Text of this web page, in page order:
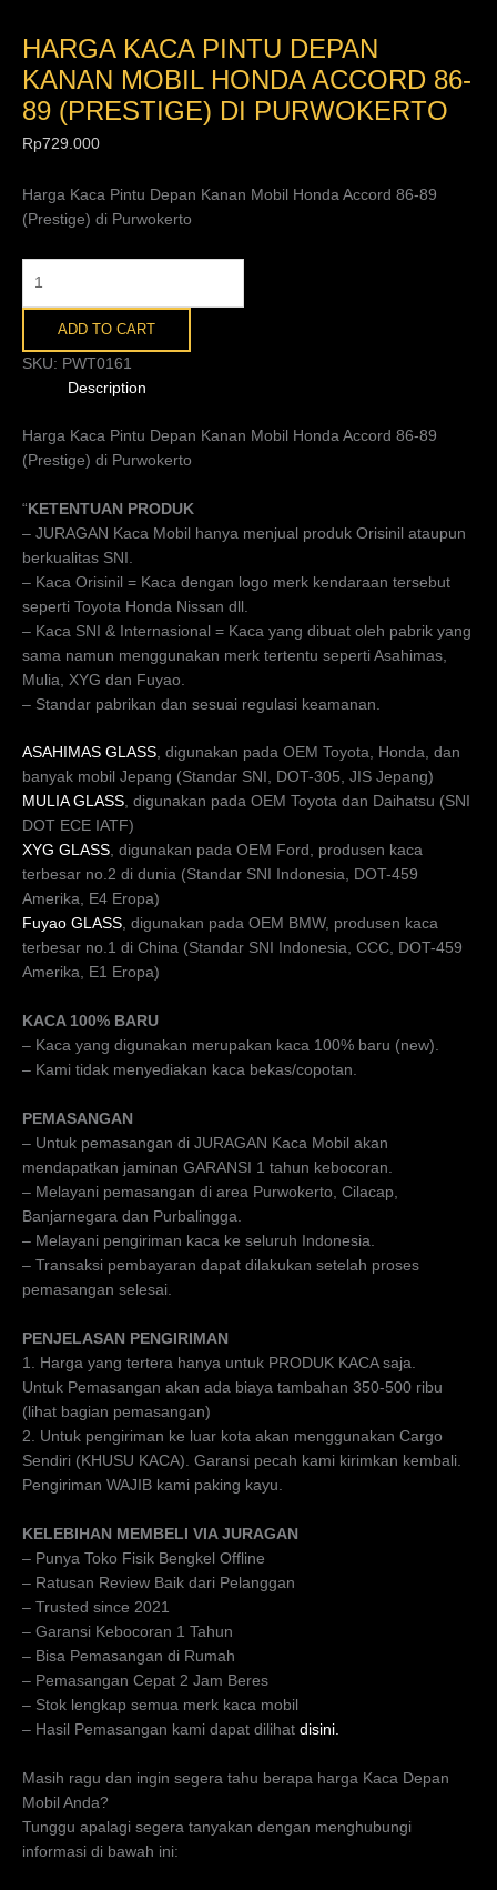
HARGA KACA PINTU DEPAN
KANAN MOBIL HONDA ACCORD 86-
89 (PRESTIGE) DI PURWOKERTO
Rp729.000
Harga Kaca Pintu Depan Kanan Mobil Honda Accord 86-89
(Prestige) di Purwokerto
ADD TO CART
SKU: PWT0161
Description
Harga Kaca Pintu Depan Kanan Mobil Honda Accord 86-89
(Prestige) di Purwokerto
“KETENTUAN PRODUK
– JURAGAN Kaca Mobil hanya menjual produk Orisinil ataupun
berkualitas SNI.
– Kaca Orisinil = Kaca dengan logo merk kendaraan tersebut
seperti Toyota Honda Nissan dll.
– Kaca SNI & Internasional = Kaca yang dibuat oleh pabrik yang
sama namun menggunakan merk tertentu seperti Asahimas,
Mulia, XYG dan Fuyao.
– Standar pabrikan dan sesuai regulasi keamanan.
ASAHIMAS GLASS, digunakan pada OEM Toyota, Honda, dan
banyak mobil Jepang (Standar SNI, DOT-305, JIS Jepang)
MULIA GLASS, digunakan pada OEM Toyota dan Daihatsu (SNI
DOT ECE IATF)
XYG GLASS, digunakan pada OEM Ford, produsen kaca
terbesar no.2 di dunia (Standar SNI Indonesia, DOT-459
Amerika, E4 Eropa)
Fuyao GLASS, digunakan pada OEM BMW, produsen kaca
terbesar no.1 di China (Standar SNI Indonesia, CCC, DOT-459
Amerika, E1 Eropa)
KACA 100% BARU
– Kaca yang digunakan merupakan kaca 100% baru (new).
– Kami tidak menyediakan kaca bekas/copotan.
PEMASANGAN
– Untuk pemasangan di JURAGAN Kaca Mobil akan
mendapatkan jaminan GARANSI 1 tahun kebocoran.
– Melayani pemasangan di area Purwokerto, Cilacap,
Banjarnegara dan Purbalingga.
– Melayani pengiriman kaca ke seluruh Indonesia.
– Transaksi pembayaran dapat dilakukan setelah proses
pemasangan selesai.
PENJELASAN PENGIRIMAN
1. Harga yang tertera hanya untuk PRODUK KACA saja.
Untuk Pemasangan akan ada biaya tambahan 350-500 ribu
(lihat bagian pemasangan)
2. Untuk pengiriman ke luar kota akan menggunakan Cargo
Sendiri (KHUSU KACA). Garansi pecah kami kirimkan kembali.
Pengiriman WAJIB kami paking kayu.
KELEBIHAN MEMBELI VIA JURAGAN
– Punya Toko Fisik Bengkel Offline
– Ratusan Review Baik dari Pelanggan
– Trusted since 2021
– Garansi Kebocoran 1 Tahun
– Bisa Pemasangan di Rumah
– Pemasangan Cepat 2 Jam Beres
– Stok lengkap semua merk kaca mobil
– Hasil Pemasangan kami dapat dilihat disini.
Masih ragu dan ingin segera tahu berapa harga Kaca Depan
Mobil Anda?
Tunggu apalagi segera tanyakan dengan menghubungi
informasi di bawah ini: